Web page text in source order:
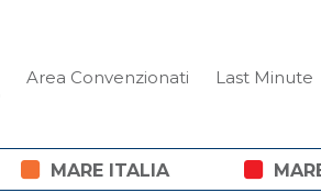
Area Convenzionati Last Minute
MARE ITALIA